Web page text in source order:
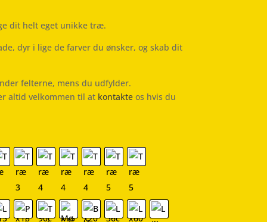
dit helt eget unikke træ.
dyr i lige de farver du ønsker, og skab dit
felterne, mens du udfylder.
altid velkommen til at kontakte os hvis du